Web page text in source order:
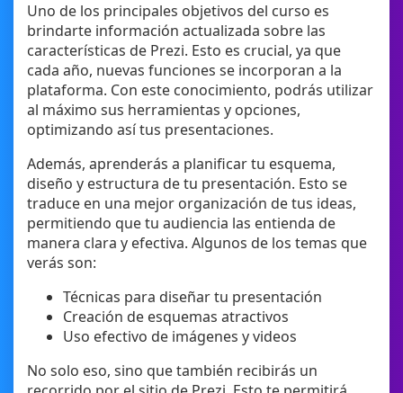
Uno de los principales objetivos del curso es
brindarte información actualizada sobre las
características de Prezi. Esto es crucial, ya que
cada año, nuevas funciones se incorporan a la
plataforma. Con este conocimiento, podrás utilizar
al máximo sus herramientas y opciones,
optimizando así tus presentaciones.
Además, aprenderás a planificar tu esquema,
diseño y estructura de tu presentación. Esto se
traduce en una mejor organización de tus ideas,
permitiendo que tu audiencia las entienda de
manera clara y efectiva. Algunos de los temas que
verás son:
Técnicas para diseñar tu presentación
Creación de esquemas atractivos
Uso efectivo de imágenes y videos
No solo eso, sino que también recibirás un